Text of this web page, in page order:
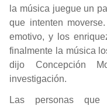
la música juegue un
que intenten
emotivo, y los
finalmente la música
dijo Concepción
investigación.
Las personas que